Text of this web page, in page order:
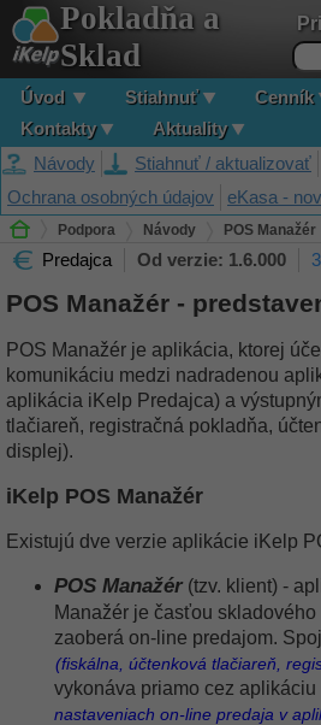
Pokladňa a
Sklad
Úvod Stiahnuť Cenník
Kontakty
Aktuality
Návody
Stiahnuť / aktualizovať
Ochrana osobných údajov
eKasa -
Podpora Návody POS Manažér
Predajca Od verzie: 1.6.000
POS Manažér -
POS Manažér je aplikácia, ktorej
komunikáciu medzi nadradenou
aplikácia iKelp Predajca) a
tlačiareň, registračná pokladňa,
displej).
iKelp POS Manažér
Existujú dve verzie aplikácie iKelp
POS Manažér (tzv. klient) -
Manažér je časťou
zaoberá on-line predajom.
(fiskálna, účtenková tlačiareň,
vykonáva priamo cez
nastaveniach on-line predaja v